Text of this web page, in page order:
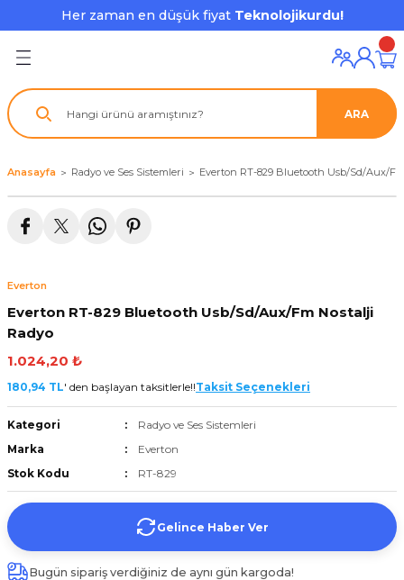
Her zaman en düşük fiyat Teknolojikurdu!
Geri Dön
Geri Dön
ve Ekipmanları
- Çoğaltıcı
Gözü
Geri Dön
Çevre Birimleri
Geri Dön
Geri Dön
Geri Dön
Geri Dön
Aksesuarları
ARA
Anasayfa Radyo ve Ses Sistemleri Everton RT-829 Bluetooth Usb/Sd/Aux/
Everton
Everton RT-829 Bluetooth Usb/Sd/Aux/Fm Nostalji
Radyo
1.024,20 ₺
180,94 TL' den başlayan taksitlerle!!Taksit Seçenekleri
Kategori
Radyo ve Ses Sistemleri
Marka
Everton
Stok Kodu
RT-829
Gelince Haber Ver
Bugün sipariş verdiğiniz de aynı gün kargoda!